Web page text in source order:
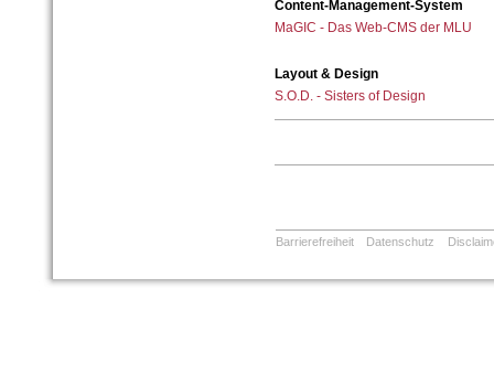
Content-Management-System
MaGIC - Das Web-CMS der MLU
Layout & Design
S.O.D. - Sisters of Design
Barrierefreiheit Datenschutz